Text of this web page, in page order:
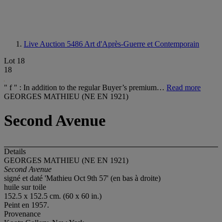
Live Auction 5486 Art d'Après-Guerre et Contemporain
Lot 18
18
" f " : In addition to the regular Buyer’s premium… Read more
GEORGES MATHIEU (NE EN 1921)
Second Avenue
Details
GEORGES MATHIEU (NE EN 1921)
Second Avenue
signé et daté 'Mathieu Oct 9th 57' (en bas à droite)
huile sur toile
152.5 x 152.5 cm. (60 x 60 in.)
Peint en 1957.
Provenance